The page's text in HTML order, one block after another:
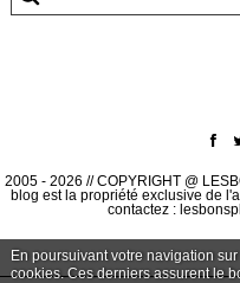
En poursuivant votre navigation
cookies. Ces derniers assurent le
2005 - 2026 // COPYRIGHT @
blog est la propriété exclusive de
contactez :